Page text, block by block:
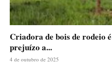
Criadora de bois de rodeio
prejuízo a...
4 de outubro de 2025